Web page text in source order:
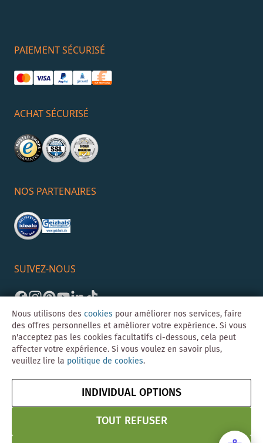
PAIEMENT SÉCURISÉ
ACHAT SÉCURISÉ
NOS PARTENAIRES
SUIVEZ-NOUS
Magento-Agentur Y1 Digital AG
& Sécurité
Résilier le contrat
Nous utilisons des cookies pour améliorer nos services, faire
des offres personnelles et améliorer votre expérience. Si vous
n'acceptez pas les cookies facultatifs ci-dessous, cela peut
affecter votre expérience. Si vous voulez en savoir plus,
veuillez lire la politique de cookies.
INDIVIDUAL OPTIONS
TOUT REFUSER